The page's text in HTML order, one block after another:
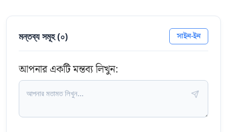
মন্তব্য সমূহ (০) সাইন-ইন
আপনার একটি মন্তব্য লিখুন: